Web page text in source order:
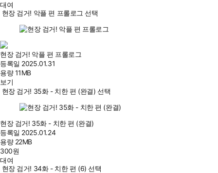
대여
현장 검거! 악플 편 프롤로그 선택
현장 검거! 악플 편 프롤로그
등록일 2025.01.31
용량11MB
보기
현장 검거! 35화 - 치한 편 (완결) 선택
현장 검거! 35화 - 치한 편 (완결)
등록일 2025.01.24
용량 22MB
300원
대여
현장 검거! 34화 - 치한 편 (6) 선택